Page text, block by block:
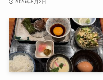
2026年8月2日